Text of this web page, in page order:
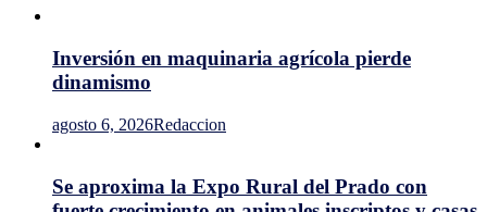
Inversión en maquinaria agrícola pierde
dinamismo
agosto 6, 2026Redaccion
Se aproxima la Expo Rural del Prado con